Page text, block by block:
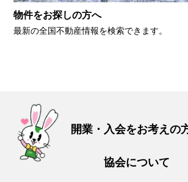
物件をお探しの方へ
最新の全国不動産情報を検索できます。
開業・入会をお考えの
協会について